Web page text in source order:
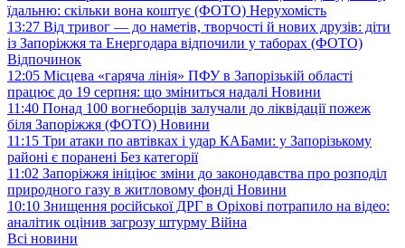
їдальню: скільки вона коштує (ФОТО) Нерухомість
13:27 Від тривог — до наметів, творчості й нових друзів: діти
із Запоріжжя та Енергодара відпочили у таборах (ФОТО)
Відпочинок
12:05 Місцева «гаряча лінія» ПФУ в Запорізькій області
працює до 19 серпня: що зміниться надалі Новини
11:40 Понад 100 вогнеборців залучали до ліквідації пожеж
біля Запоріжжя (ФОТО) Новини
11:15 Три атаки по автівках і удар КАБами: у Запорізькому
районі є поранені Без категорії
11:02 Запоріжжя ініціює зміни до законодавства про розподіл
природного газу в житловому фонді Новини
10:10 Знищення російської ДРГ в Оріхові потрапило на відео:
аналітик оцінив загрозу штурму Війна
Всі новини